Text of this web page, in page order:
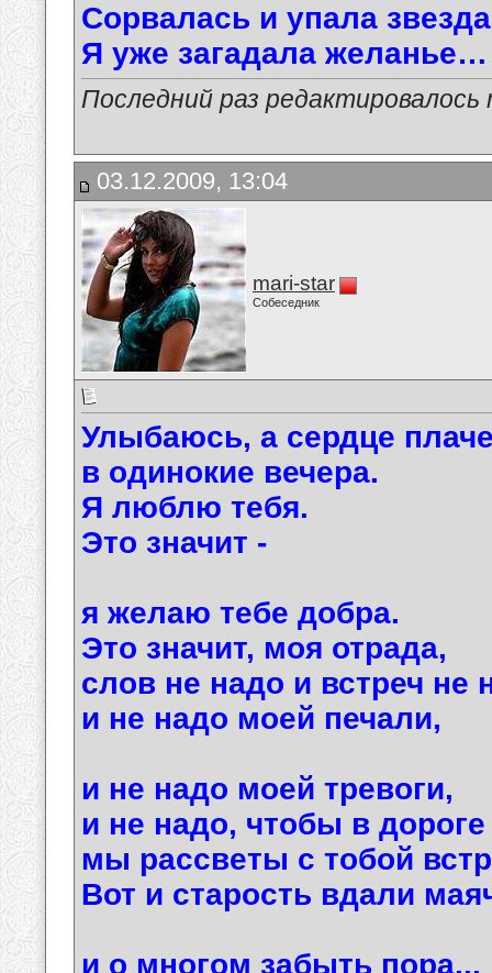
Сорвалась и упала
Я уже загадала желанье…
Последний раз
03.12.2009, 13:04
mari-star
Собеседник
Улыбаюсь, а сердце
в одинокие вечера.
Я люблю тебя.
Это значит -
я желаю тебе добра.
Это значит, моя отрада,
слов не надо и встреч не
и не надо моей печали,
и не надо моей тревоги,
и не надо, чтобы в дороге
мы рассветы с тобой
Вот и старость вдали
и о многом забыть пора...